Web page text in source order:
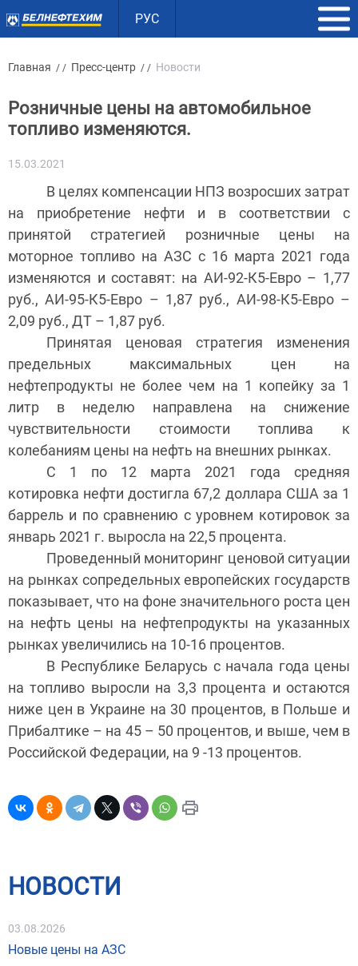
РУС
Главная / / Пресс-центр / / Новости
Розничные цены на автомобильное
топливо изменяются.
15.03.2021
В целях компенсации НПЗ возросших затрат
на приобретение нефти и в соответствии с
принятой стратегией розничные цены на
моторное топливо на АЗС с 16 марта 2021 года
изменяются и составят: на АИ-92-К5-Евро – 1,77
руб., АИ-95-К5-Евро – 1,87 руб., АИ-98-К5-Евро –
2,09 руб., ДТ – 1,87 руб.
Принятая ценовая стратегия изменения
предельных максимальных цен на
нефтепродукты не более чем на 1 копейку за 1
литр в неделю направлена на снижение
чувствительности стоимости топлива к
колебаниям цены на нефть на внешних рынках.
С 1 по 12 марта 2021 года средняя
котировка нефти достигла 67,2 доллара США за 1
баррель и по сравнению с уровнем котировок за
январь 2021 г. выросла на 22,5 процента.
Проведенный мониторинг ценовой ситуации
на рынках сопредельных европейских государств
показывает, что на фоне значительного роста цен
на нефть цены на нефтепродукты на указанных
рынках увеличились на 10-16 процентов.
В Республике Беларусь с начала года цены
на топливо выросли на 3,3 процента и остаются
ниже цен в Украине на 30 процентов, в Польше и
Прибалтике – на 45 – 50 процентов, и выше, чем в
Российской Федерации, на 9 -13 процентов.
НОВОСТИ
03.08.2026
Новые цены на АЗС